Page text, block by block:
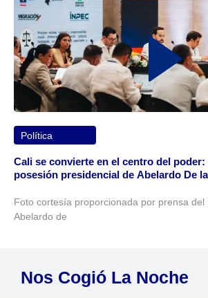
Política
Cali se convierte en el centro del
posesión presidencial de Abelardo De
Foto cortesía proporcionada por prensa del
Abelardo de
Nos Cogió La Noche